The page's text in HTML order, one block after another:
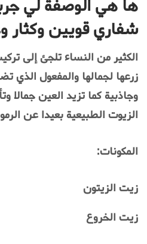
ها هي الوصفة لي
شفاري قويين وكثار
الكثير من النساء تلجئ إلى
زرعها لجمالها والمفعول
وجاذبية كما تزيد العين جمالا
الزيوت الطبيعية بعيدا عن
المكونات:
زيت الزيتون
زيت الخروع